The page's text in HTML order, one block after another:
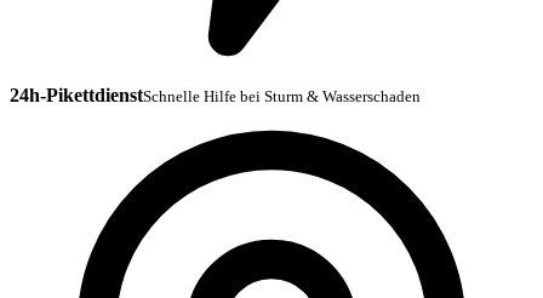
24h-PikettdienstSchnelle Hilfe bei Sturm & Wasserschaden